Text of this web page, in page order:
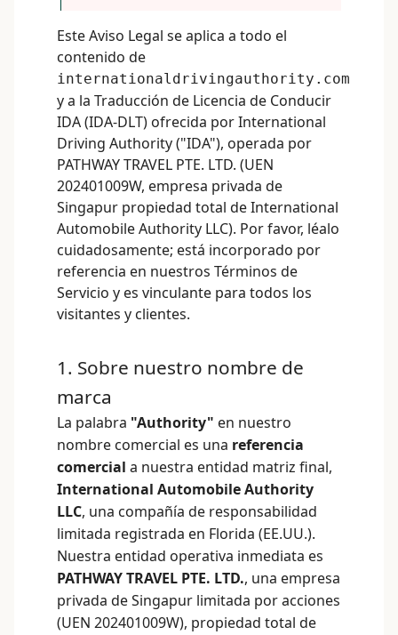
Este Aviso Legal se aplica a todo el
contenido de
internationaldrivingauthority.com
y a la Traducción de Licencia de Conducir
IDA (IDA-DLT) ofrecida por International
Driving Authority ("IDA"), operada por
PATHWAY TRAVEL PTE. LTD. (UEN
202401009W, empresa privada de
Singapur propiedad total de International
Automobile Authority LLC). Por favor, léalo
cuidadosamente; está incorporado por
referencia en nuestros Términos de
Servicio y es vinculante para todos los
visitantes y clientes.
1. Sobre nuestro nombre de
marca
La palabra "Authority" en nuestro
nombre comercial es una referencia
comercial a nuestra entidad matriz final,
International Automobile Authority
LLC, una compañía de responsabilidad
limitada registrada en Florida (EE.UU.).
Nuestra entidad operativa inmediata es
PATHWAY TRAVEL PTE. LTD., una empresa
privada de Singapur limitada por acciones
(UEN 202401009W), propiedad total de